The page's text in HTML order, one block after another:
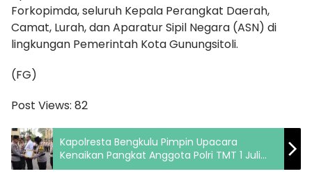
Forkopimda, seluruh Kepala Perangkat Daerah,
Camat, Lurah, dan Aparatur Sipil Negara (ASN) di
lingkungan Pemerintah Kota Gunungsitoli.
(FG)
Post Views: 82
Kapolresta Bengkulu Pimpin Upacara
Kenaikan Pangkat Anggota Polri TMT 1 Juli
2026 dan Pemberian Penghargaan Personel